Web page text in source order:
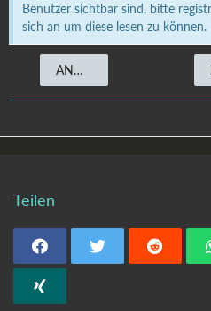
Benutzer sichtbar sind, bitte
sich an um diese lesen zu können.
ANMELDEN
Teilen